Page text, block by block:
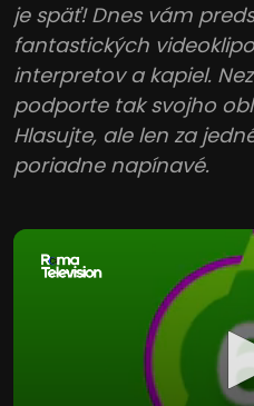
je späť! Dnes vám
fantastických
interpretov a kapiel.
podporte tak svojho
Hlasujte, ale len za
poriadne napínavé.